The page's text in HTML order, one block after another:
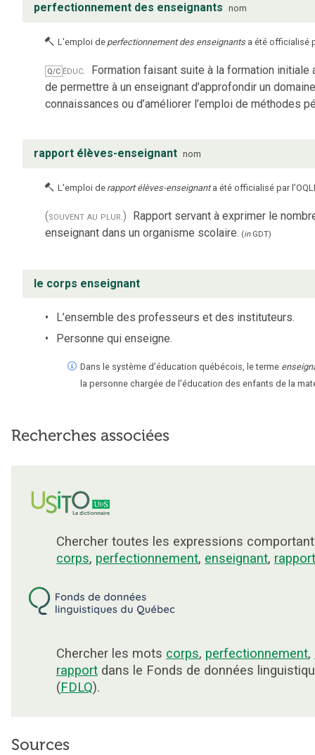
perfectionnement des enseignants nom
L'emploi de perfectionnement des enseignants a été officialisé
Q/C éduc. Formation faisant suite à la formation initiale
de permettre à un enseignant d’approfondir un
connaissances ou d’améliorer l’emploi de méthodes
rapport élèves-enseignant nom
L'emploi de rapport élèves-enseignant a été officialisé par
(souvent au plur.) Rapport servant à exprimer le
enseignant dans un organisme scolaire. (inGDT)
le corps enseignant
L’ensemble des professeurs et des instituteurs.
Personne qui enseigne.
Dans le système d’éducation québécois, le terme
la personne chargée de l'éducation des enfants de la
Recherches associées
Chercher toutes les expressions
corps, perfectionnement, enseignant, rapport
Chercher les mots corps, perfectionnement,
rapport dans le Fonds de données
(FDLQ).
Sources